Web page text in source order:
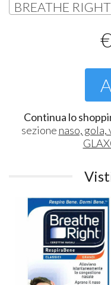
€
Continua lo
sezione naso,